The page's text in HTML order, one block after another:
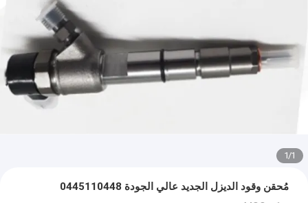
1
/
1
مُحقن وقود الديزل الجديد عالي الجودة 0445110448